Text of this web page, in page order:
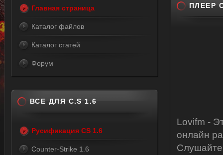
ПЛЕЕР
Lovifm -
онлайн
Главная страница
Каталог файлов
Каталог статей
Форум
ВСЕ ДЛЯ C.S 1.6
Русификация CS 1.6
Counter-Strike 1.6